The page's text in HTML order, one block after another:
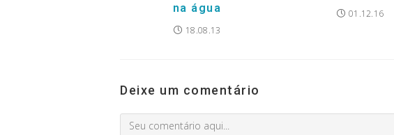
na água
18.08.13
01.12.16
Deixe um comentário
Comment